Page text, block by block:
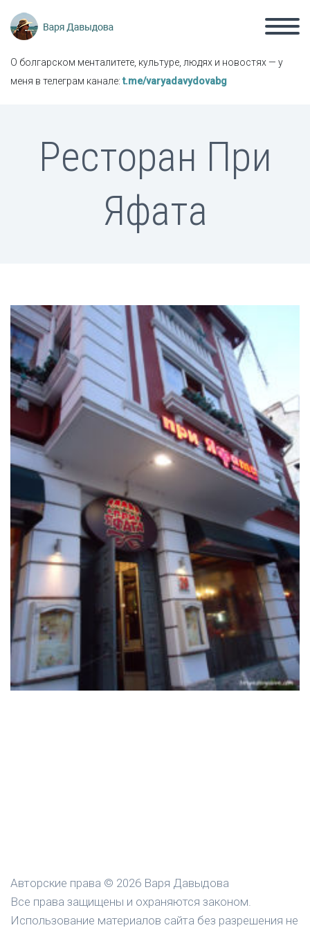
О болгарском менталитете, культуре, людях и новостях — у
меня в телеграм канале:t.me/varyadavydovabg
Ресторан При
Яфата
Авторские права © 2026 Варя Давыдова
Все права защищены и охраняются законом.
Использование материалов сайта без разрешения не